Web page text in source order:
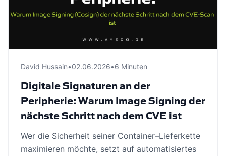
David Hussain•02.06.2026•6 Minuten
Digitale Signaturen an der
Peripherie: Warum Image Signing der
nächste Schritt nach dem CVE ist
Wer die Sicherheit seiner Container–Lieferkette
maximieren möchte, setzt auf automatisiertes